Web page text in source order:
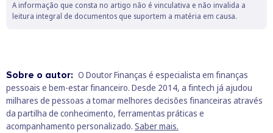
A informação que consta no artigo não é vinculativa e não invalida a
leitura integral de documentos que suportem a matéria em causa.
Sobre o autor: O Doutor Finanças é especialista em finanças
pessoais e bem‑estar financeiro. Desde 2014, a fintech já ajudou
milhares de pessoas a tomar melhores decisões financeiras através
da partilha de conhecimento, ferramentas práticas e
acompanhamento personalizado. Saber mais.
Cookies para marketing e personalização